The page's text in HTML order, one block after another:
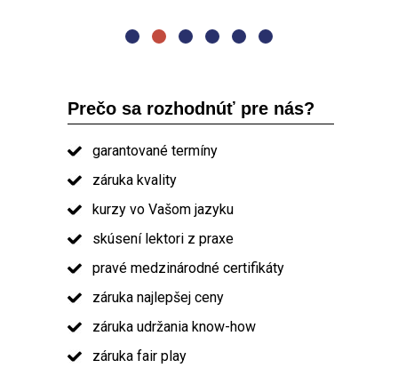
Prečo sa rozhodnúť pre nás?
garantované termíny
záruka kvality
kurzy vo Vašom jazyku
skúsení lektori z praxe
pravé medzinárodné certifikáty
záruka najlepšej ceny
záruka udržania know-how
záruka fair play